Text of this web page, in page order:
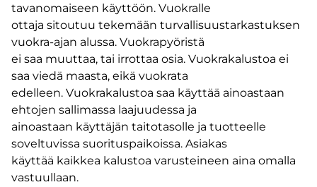
tavanomaiseen käyttöön. Vuokralle
ottaja sitoutuu tekemään turvallisuustarkastuksen
vuokra-ajan alussa. Vuokrapyöristä
ei saa muuttaa, tai irrottaa osia. Vuokrakalustoa ei
saa viedä maasta, eikä vuokrata
edelleen. Vuokrakalustoa saa käyttää ainoastaan
ehtojen sallimassa laajuudessa ja
ainoastaan käyttäjän taitotasolle ja tuotteelle
soveltuvissa suorituspaikoissa. Asiakas
käyttää kaikkea kalustoa varusteineen aina omalla
vastuullaan.